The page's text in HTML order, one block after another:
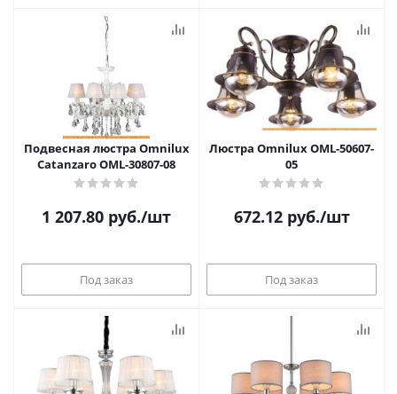
Подвесная люстра Omnilux
Catanzaro OML-30807-08
1 207.80 руб./шт
Под заказ
Люстра Omnilux OML-50607-
05
672.12руб./шт
Под заказ